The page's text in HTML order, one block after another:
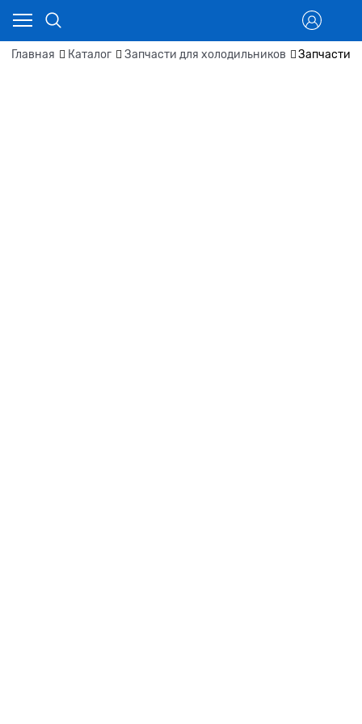
Главная Каталог Запчасти для холодильников Запчасти